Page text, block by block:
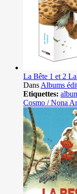
La Bête 1 et 2
Dans Albums
Etiquettes:
Cosmo / Nona